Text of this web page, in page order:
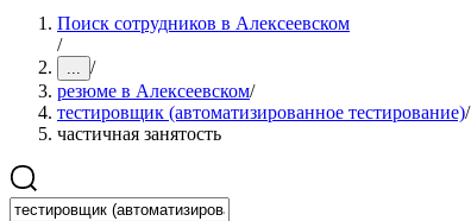
Поиск сотрудников в Алексеевском
/
... /
резюме в Алексеевском/
тестировщик (автоматизированное тестирование)/
частичная занятость